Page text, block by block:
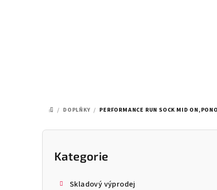
DOMŮ
/ DOPLŇKY / PERFORMANCE RUN SOCK MID
P
Přeskočit
kategorie
Kategorie
Skladový výprodej